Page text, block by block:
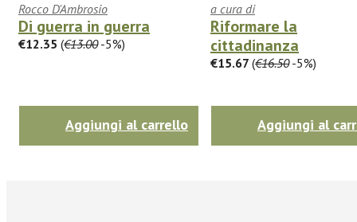
Rocco D'Ambrosio
Di guerra in guerra
€12.35 (€13.00-5%)
Aggiungi al carrello
a cura di
Riformare la
cittadinanza
€15.67 (€16.50-5%)
Aggiungi al